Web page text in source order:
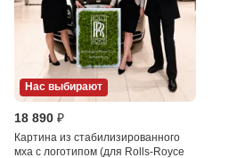
Нас выбирают
18 890 ₽
Картина из стабилизированного
мха с логотипом (для Rolls-Royce